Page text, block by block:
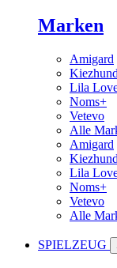
Marken
Amigard
Kiezhund
Lila
Noms+
Vetevo
Alle
Amigard
Kiezhund
Lila
Noms+
Vetevo
Alle
SPIELZEUG